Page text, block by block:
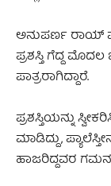
ಅನುಪರ್ಣ ರಾಯ್
ಪ್ರಶಸ್ತಿ ಗೆದ್ದ
ಪಾತ್ರರಾಗಿದ್ದಾರೆ.
ಪ್ರಶಸ್ತಿಯನ್ನು
ಮಾಡಿದ್ದು,
ಹಾಜರಿದ್ದವರ ಗಮನ